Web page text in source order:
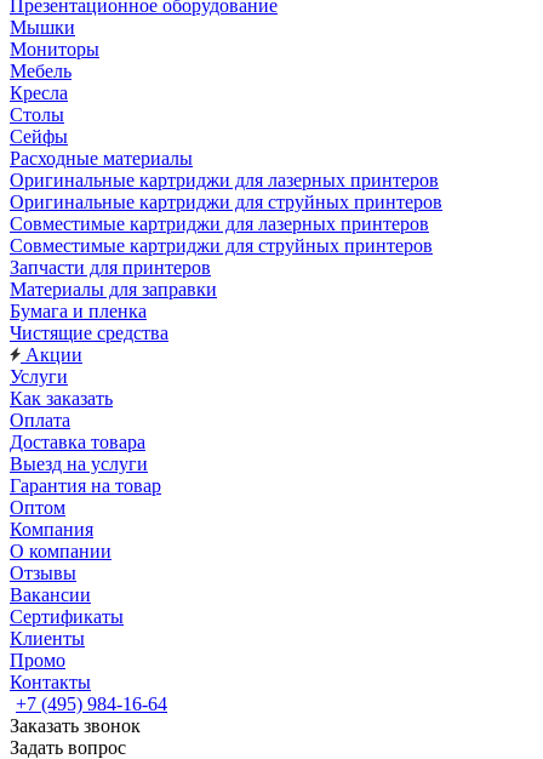
Презентационное оборудование
Мышки
Мониторы
Мебель
Кресла
Столы
Сейфы
Расходные материалы
Оригинальные картриджи для лазерных принтеров
Оригинальные картриджи для струйных принтеров
Совместимые картриджи для лазерных принтеров
Совместимые картриджи для струйных принтеров
Запчасти для принтеров
Материалы для заправки
Бумага и пленка
Чистящие средства
Акции
Услуги
Как заказать
Оплата
Доставка товара
Выезд на услуги
Гарантия на товар
Оптом
Компания
О компании
Отзывы
Вакансии
Сертификаты
Клиенты
Промо
Контакты
+7 (495) 984-16-64
Заказать звонок
Задать вопрос